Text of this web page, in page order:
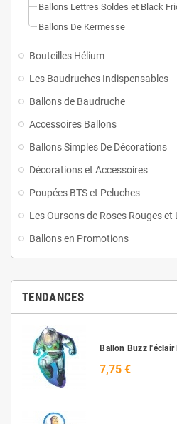
Ballons Lettres Soldes et Black
Ballons De Kermesse
Bouteilles Hélium
Les Baudruches Indispensables
Ballons de Baudruche
Accessoires Ballons
Ballons Simples De Décorations
Décorations et Accessoires
Poupées BTS et Peluches
Les Oursons de Roses Rouges et
Ballons en Promotions
TENDANCES
Ballon Buzz l'éclair
7,75 €